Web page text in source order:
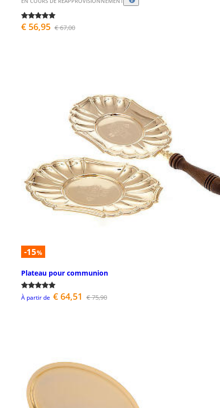
€ 56,95 € 67,00
-15%
Plateau pour communion
À partir de € 64,51 € 75,90